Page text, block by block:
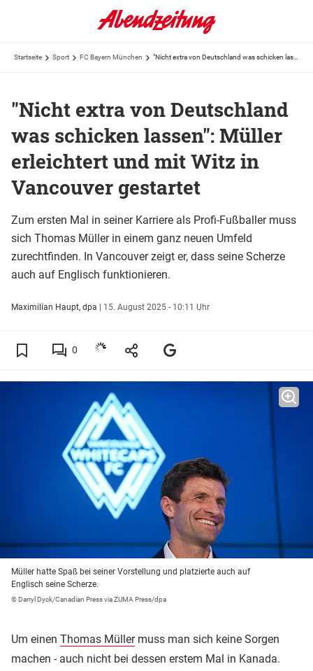
Startseite Sport FC Bayern München
"Nicht extra von Deutschland
was schicken lassen": Müller
erleichtert und mit Witz in
Vancouver gestartet
Zum ersten Mal in seiner Karriere als Profi-Fußballer muss
sich Thomas Müller in einem ganz neuen Umfeld
zurechtfinden. In Vancouver zeigt er, dass seine Scherze
auch auf Englisch funktionieren.
Maximilian Haupt, dpa | 15. August 2025 - 10:11 Uhr
0
Müller hatte Spaß bei seiner Vorstellung und platzierte auch auf
Englisch seine Scherze.
© Darryl Dyck/Canadian Press via ZUMA Press/dpa
Um einen Thomas Müllermuss man sich keine Sorgen
machen - auch nicht bei dessen erstem Mal in Kanada.